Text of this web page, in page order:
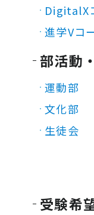
DigitalX
進学Vコ
部活動
運動部
文化部
生徒会
受験希